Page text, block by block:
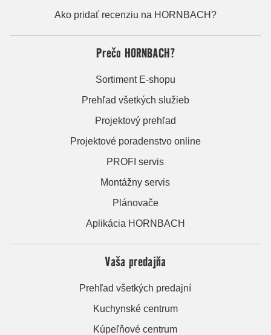
Ako pridať recenziu na HORNBACH?
Prečo HORNBACH?
Sortiment E-shopu
Prehľad všetkých služieb
Projektový prehľad
Projektové poradenstvo online
PROFI servis
Montážny servis
Plánovače
Aplikácia HORNBACH
Vaša predajňa
Prehľad všetkých predajní
Kuchynské centrum
Kúpeľňové centrum